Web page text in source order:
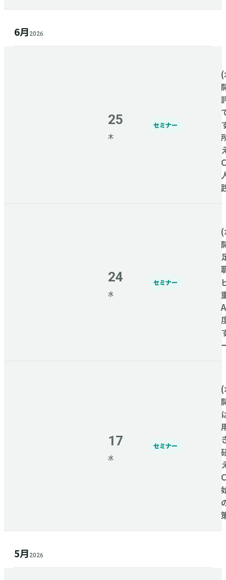
6月 2026
25
木
セミナー
24
水
セミナー
17
水
セミナー
5月 2026